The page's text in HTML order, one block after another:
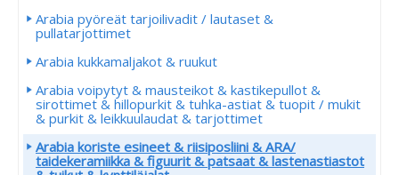
Arabia pyöreät tarjoilivadit / lautaset &
pullatarjottimet
Arabia kukkamaljakot & ruukut
Arabia voipytyt & mausteikot & kastikepullot &
sirottimet & hillopurkit & tuhka-astiat & tuopit / mukit
& purkit & leikkuulaudat & tarjottimet
Arabia koriste esineet & riisiposliini & ARA/
taidekeramiikka & figuurit & patsaat & lastenastiastot